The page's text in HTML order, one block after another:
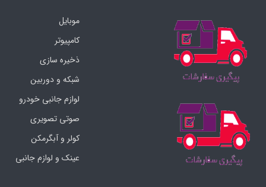
موبایل
کامپیوتر
ذخیره سازی
شبکه و دوربین
لوازم جانبی خودرو
صوتی تصویری
کولر و آبگرمکن
عینک و لوازم جانبی